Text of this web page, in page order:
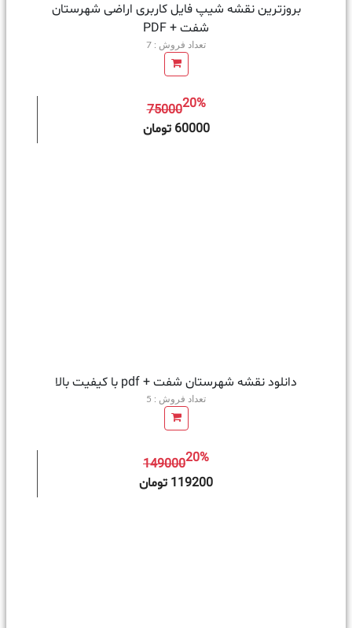
بروزترین نقشه شیپ فایل کاربری اراضی شهرستان
شفت + PDF
تعداد فروش : 7
7500020%
60000 تومان
دانلود نقشه شهرستان شفت + pdf با کیفیت بالا
تعداد فروش : 5
14900020%
119200 تومان